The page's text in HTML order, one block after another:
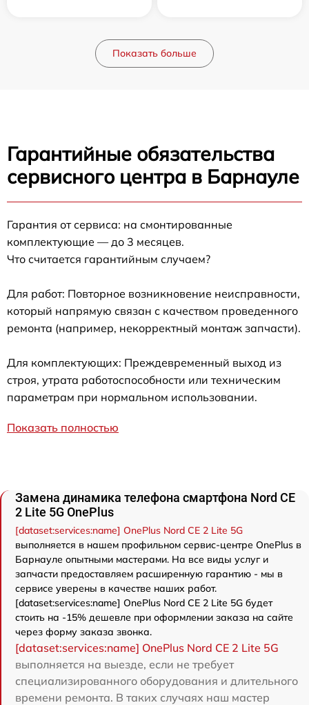
Показать больше
Гарантийные обязательства
сервисного центра в Барнауле
Гарантия от сервиса: на смонтированные
комплектующие — до 3 месяцев.
Что считается гарантийным случаем?
Для работ: Повторное возникновение неисправности,
который напрямую связан с качеством проведенного
ремонта (например, некорректный монтаж запчасти).
Для комплектующих: Преждевременный выход из
строя, утрата работоспособности или техническим
параметрам при нормальном использовании.
Показать полностью
Замена динамика телефона смартфона Nord CE
2 Lite 5G OnePlus
[dataset:services:name] OnePlus Nord CE 2 Lite 5G
выполняется в нашем профильном сервис-центре OnePlus в
Барнауле опытными мастерами. На все виды услуг и
запчасти предоставляем расширенную гарантию - мы в
сервисе уверены в качестве наших работ.
[dataset:services:name] OnePlus Nord CE 2 Lite 5G будет
стоить на -15% дешевле при оформлении заказа на сайте
через форму заказа звонка.
[dataset:services:name] OnePlus Nord CE 2 Lite 5G
выполняется на выезде, если не требует
специализированного оборудования и длительного
времени ремонта. В таких случаях наш мастер